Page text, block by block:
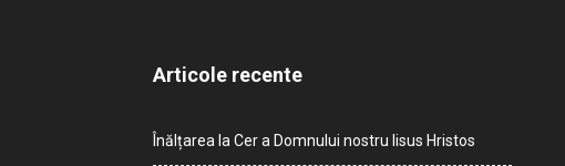
Articole recente
Înălțarea la Cer a Domnului nostru Iisus Hristos